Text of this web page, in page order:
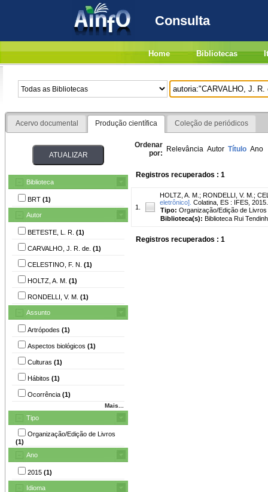
Consulta
Home Bibliotecas
Acervo documental Produção científica Coleção de periódicos
Biblioteca
BRT (1)
Autor
BETESTE, L. R. (1)
CARVALHO, J. R. de. (1)
CELESTINO, F. N. (1)
HOLTZ, A. M. (1)
RONDELLI, V. M. (1)
Assunto
Artrópodes (1)
Aspectos biológicos (1)
Culturas (1)
Hábitos (1)
Ocorrência (1)
Mais...
Tipo
Organização/Edição de Livros
(1)
Ano
2015 (1)
Idioma
Ordenar
por: Relevância Autor Título Ano
Registros recuperados : 1
1.
HOLTZ, A. M. ; RONDELLI, V. M. ;
eletrônico]. Colatina, ES : IFES,
Tipo: Organização/Edição de Livros
Biblioteca(s): Biblioteca Rui
Registros recuperados : 1